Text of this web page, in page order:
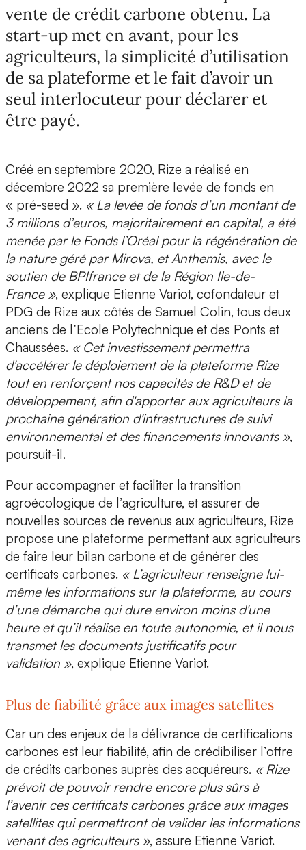
vente de crédit carbone obtenu. La
start-up met en avant, pour les
agriculteurs, la simplicité d’utilisation
de sa plateforme et le fait d’avoir un
seul interlocuteur pour déclarer et
être payé.
Créé en septembre 2020, Rize a réalisé en
décembre 2022 sa première levée de fonds en
« pré-seed ». « La levée de fonds d’un montant de
3 millions d’euros, majoritairement en capital, a été
menée par le Fonds l’Oréal pour la régénération de
la nature géré par Mirova, et Anthemis, avec le
soutien de BPIfrance et de la Région Ile-de-
France », explique Etienne Variot, cofondateur et
PDG de Rize aux côtés de Samuel Colin, tous deux
anciens de l’Ecole Polytechnique et des Ponts et
Chaussées. « Cet investissement permettra
d'accélérer le déploiement de la plateforme Rize
tout en renforçant nos capacités de R&D et de
développement, afin d'apporter aux agriculteurs la
prochaine génération d'infrastructures de suivi
environnemental et des financements innovants »,
poursuit-il.
Pour accompagner et faciliter la transition
agroécologique de l’agriculture, et assurer de
nouvelles sources de revenus aux agriculteurs, Rize
propose une plateforme permettant aux agriculteurs
de faire leur bilan carbone et de générer des
certificats carbones. « L’agriculteur renseigne lui-
même les informations sur la plateforme, au cours
d’une démarche qui dure environ moins d'une
heure et qu’il réalise en toute autonomie, et il nous
transmet les documents justificatifs pour
validation », explique Etienne Variot.
Plus de fiabilité grâce aux images satellites
Car un des enjeux de la délivrance de certifications
carbones est leur fiabilité, afin de crédibiliser l’offre
de crédits carbones auprès des acquéreurs. « Rize
prévoit de pouvoir rendre encore plus sûrs à
l’avenir ces certificats carbones grâce aux images
satellites qui permettront de valider les informations
venant des agriculteurs », assure Etienne Variot.